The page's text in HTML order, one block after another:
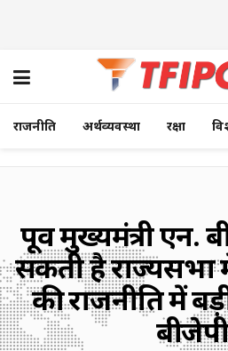
राजनीति अर्थव्यवस्था रक्षा
पूर्व मुख्यमंत्री एन.
सकती है राज्यसभा में
की राजनीति में